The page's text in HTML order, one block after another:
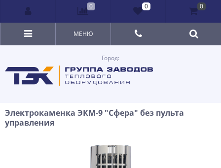
Город:
МЕНЮ
Электрокаменка ЭКМ-9 "Сфера" без пульта
управления
0 0 0